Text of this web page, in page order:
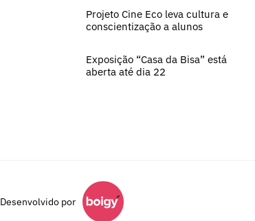
Projeto Cine Eco leva cultura e
conscientização a alunos
Exposição “Casa da Bisa” está
aberta até dia 22
Desenvolvido por